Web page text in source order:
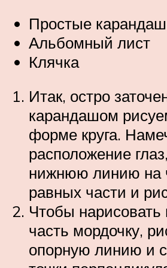
Простые
Альбомный лист
Клячка
Итак, остро
карандашом
форме круга.
расположение
нижнюю линию на
равных части и
Чтобы
часть мордочку,
опорную линию и